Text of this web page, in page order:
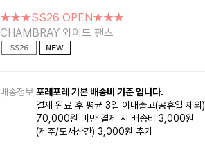
CHAMBRAY 와이드 팬츠
★★★SS26 OPEN★★★
CHAMBRAY 와이드 팬츠
배송정보 포레포레 기본 배송비 기준 입니다.
결제 완료 후 평균 3일 이내출고(공휴일 제외)
70,000원 미만 결제 시 배송비 3,000원
(제주/도서산간) 3,000원 추가